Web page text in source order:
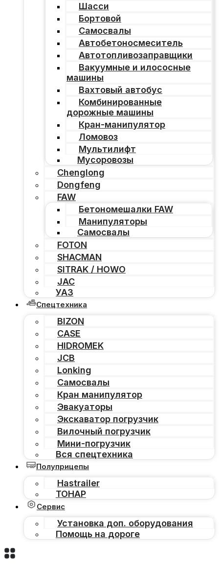
Шасси
Бортовой
Самосвалы
Автобетоносмеситель
Автотопливозаправщики
Вакуумные и илососные
машины
Вахтовый автобус
Комбинированные
дорожные машины
Кран-манипулятор
Ломовоз
Мультилифт
Мусоровозы
Chenglong
Dongfeng
FAW
Бетономешалки FAW
Манипуляторы
Самосвалы
FOTON
SHACMAN
SITRAK / HOWO
JAC
УАЗ
Спецтехника
BIZON
CASE
HIDROMEK
JCB
Lonking
Самосвалы
Кран манипулятор
Эвакуаторы
Экскаватор погрузчик
Вилочный погрузчик
Мини-погрузчик
Вся спецтехника
Полуприцепы
Hastrailer
ТОНАР
Сервис
Установка доп. оборудования
Помощь на дороге